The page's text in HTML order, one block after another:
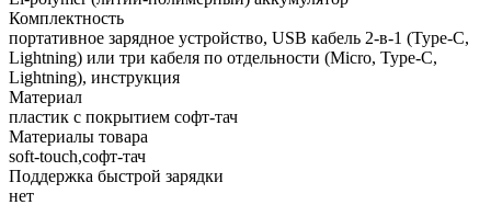
Комплектность
портативное зарядное устройство, USB кабель 2-в-1 (Type-C,
Lightning) или три кабеля по отдельности (Micro, Type-C,
Lightning), инструкция
Материал
пластик с покрытием софт-тач
Материалы товара
soft-touch,софт-тач
Поддержка быстрой зарядки
нет